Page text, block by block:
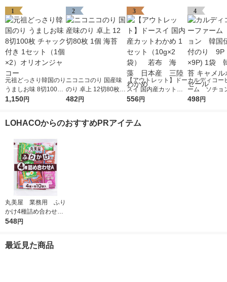
1
元祖どっさり韓国のり
うましお味 8切100枚
チャック付き 1セット
1,150円
2
ニコニコのり 国産味
のり 卓上 12切80枚 1
個 海苔
482円
3
【アウトレット】ドー
スイ 国内産カットわ
かめ 1セット（10g×2
556円
4
カルディコー
ーム ソチョ
伝統味付の
498円
LOHACOからのおすすめPRアイテム
丸美屋 業務用 ふり
かけ4種詰め合わせ
1個（2.5g×40袋) 4
548円
最近見た商品